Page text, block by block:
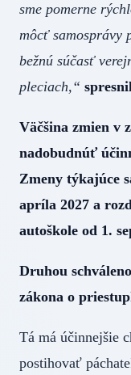
sme pomerne
môcť samosprávy
bežnú súčasť
pleciach,“
Väčšina zmien v
nadobudnúť
Zmeny týkajúce
apríla 2027 a
autoškole od 1.
Druhou
zákona o
Tá má účinnejšie
postihovať